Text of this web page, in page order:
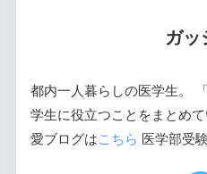
ガッ
都内一人暮らしの医学生。
学生に役立つことをまとめ
愛ブログはこちら 医学部受